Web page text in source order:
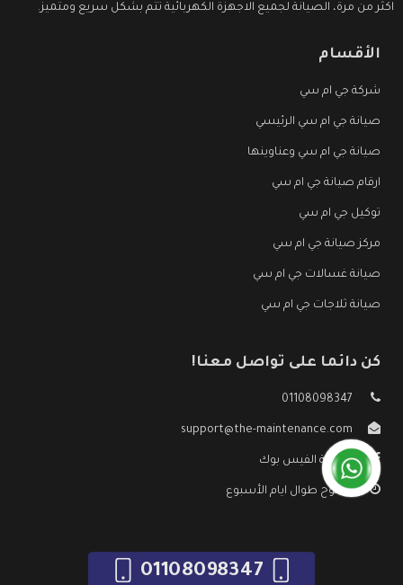
اكثر من مرة، الصيانة لجميع الاجهزة الكهربائية تتم بشكل سريع ومتميز.
الأقسام
شركة جي ام سي
صيانة جي ام سي الرئيسي
صيانة جي ام سي وعناوينها
ارقام صيانة جي ام سي
توكيل جي ام سي
مركز صيانة جي ام سي
صيانة غسالات جي ام سي
صيانة ثلاجات جي ام سي
كن دائما على تواصل معنا!
01108098347
support@the-maintenance.com
صفحة الفيس بوك
مفتوح طوال ايام الأسبوع
01108098347